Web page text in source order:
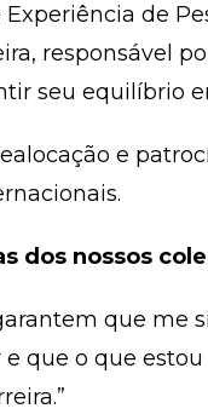
de
responsável
seu equilíbrio
e
dos nossos
que
que o que